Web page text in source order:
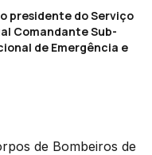
presidente do Serviço
Comandante Sub-
de Emergência e
de Bombeiros de